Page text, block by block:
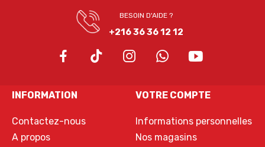
BESOIN D'AIDE ?
+216 36 36 12 12
INFORMATION
Contactez-nous
A propos
VOTRE COMPTE
Informations personnelles
Nos magasins